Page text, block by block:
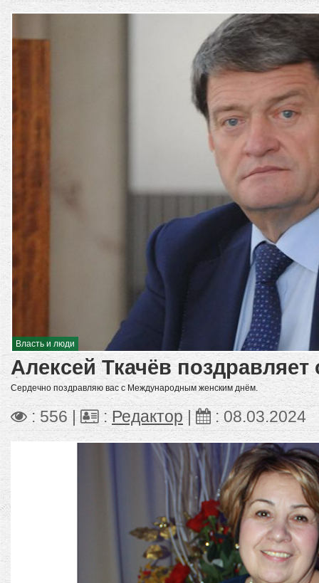
Власть и люди
Алексей Ткачёв
Сердечно поздравляю вас с Международным женским днём.
: 556 | :Редактор | :08.03.2024